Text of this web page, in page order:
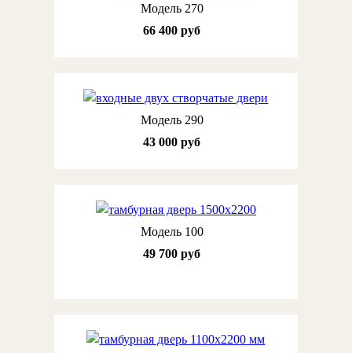
Модель 270
66 400 руб
Модель 290
43 000 руб
Модель 100
49 700 руб